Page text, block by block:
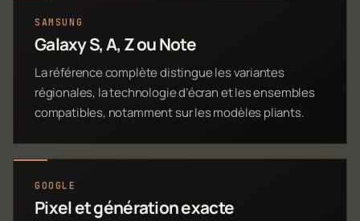
SAMSUNG
Galaxy S, A, Z ou Note
La référence complète distingue les variantes
régionales, la technologie d’écran et les ensembles
compatibles, notamment sur les modèles pliants.
GOOGLE
Pixel et génération exacte